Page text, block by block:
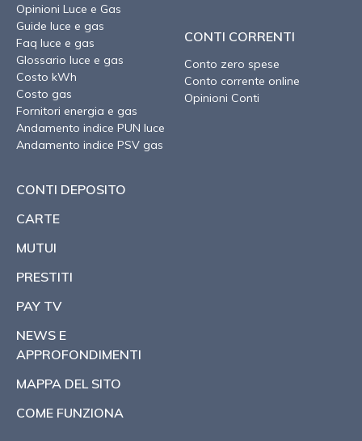
Opinioni Luce e Gas
Guide luce e gas
Faq luce e gas
Glossario luce e gas
Costo kWh
Costo gas
Fornitori energia e gas
Andamento indice PUN luce
Andamento indice PSV gas
CONTI CORRENTI
Conto zero spese
Conto corrente online
Opinioni Conti
CONTI DEPOSITO
CARTE
MUTUI
PRESTITI
PAY TV
NEWS E
APPROFONDIMENTI
MAPPA DEL SITO
COME FUNZIONA